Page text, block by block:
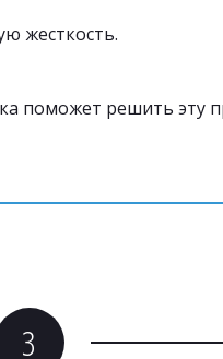
жесткость.
поможет решить эту